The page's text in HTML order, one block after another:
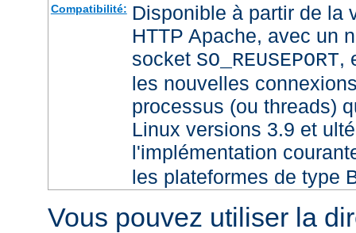
Compatibilité: Disponible à partir de la
HTTP Apache, avec un
socket SO_REUSEPORT,
les nouvelles
processus (ou threads)
Linux versions 3.9 et
l'implémentation
les plateformes de type
Vous pouvez utiliser la